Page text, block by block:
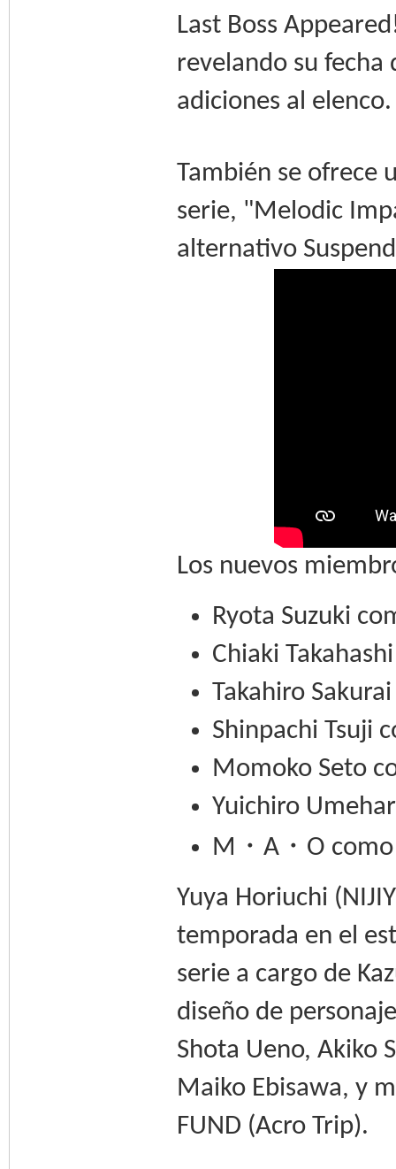
Last Boss
revelando su
adiciones al elenco.
También se ofrece
serie, "Melodic
alternativo
Los nuevos
Ryota Suzuki
Chiaki
Takahiro
Shinpachi Tsuji
Momoko Seto
Yuichiro
M ・A ・ O
Yuya Horiuchi
temporada en el
serie a cargo de
diseño de
Shota Ueno, Akiko
Maiko Ebisawa, y
FUND (Acro Trip).